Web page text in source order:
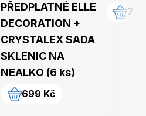
PŘEDPLATNÉ ELLE
DECORATION +
CRYSTALEX SADA
SKLENIC NA
NEALKO (6 ks)
699 Kč
79